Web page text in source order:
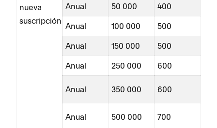
nueva
suscripción
Anual 50 000 400
Anual 100 000 500
Anual 150 000 500
Anual 250 000 600
Anual 350 000 600
Anual 500 000 700